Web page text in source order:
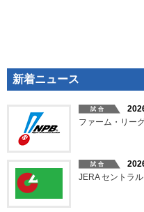
新着ニュース
ファーム・リー
JERA セントラ